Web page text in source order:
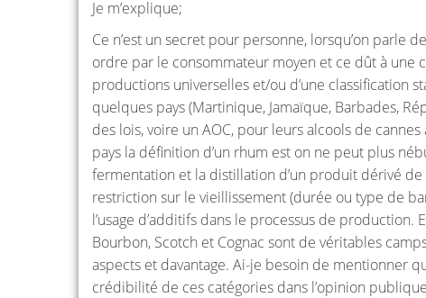
Je m’explique;
Ce n’est un secret pour personne, lorsqu’on parle
ordre par le consommateur moyen et ce dût à une
productions universelles et/ou d’une classification
quelques pays (Martinique, Jamaïque, Barbades,
des lois, voire un AOC, pour leurs alcools de
pays la définition d’un rhum est on ne peut plus
fermentation et la distillation d’un produit dérivé
restriction sur le vieillissement (durée ou type de
l’usage d’additifs dans le processus de production.
Bourbon, Scotch et Cognac sont de véritables
aspects et davantage. Ai-je besoin de mentionner
crédibilité de ces catégories dans l’opinion